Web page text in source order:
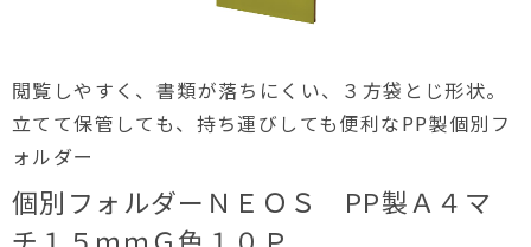
閲覧しやすく、書類が落ちにくい、３方袋とじ形状。
立てて保管しても、持ち運びしても便利なPP製個別フ
ォルダー
個別フォルダーＮＥＯＳ PP製Ａ４マ